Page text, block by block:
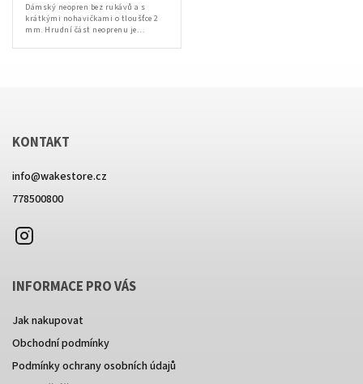
Dámský neopren bez rukávů a s
krátkými nohavičkami o tloušťce 2
mm. Hrudní část neoprenu je
KONTAKT
info@wakestore.cz
778500800
INFORMACE PRO VÁS
Jak nakupovat
Obchodní podmínky
Podmínky ochrany osobních údajů